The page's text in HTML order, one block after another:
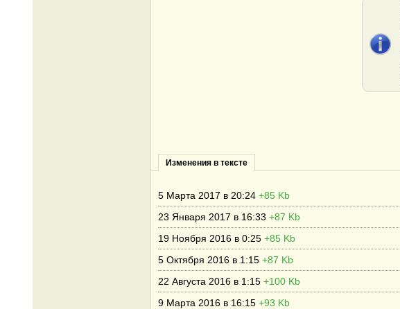
Изменения в тексте
5 Марта 2017 в 20:24 +85 Kb
23 Января 2017 в 16:33 +87 Kb
19 Ноября 2016 в 0:25 +85 Kb
5 Октября 2016 в 1:15 +87 Kb
22 Августа 2016 в 1:15 +100 Kb
9 Марта 2016 в 16:15 +93 Kb